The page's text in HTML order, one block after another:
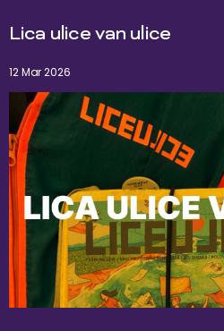
Lica ulice van ulice
12 Mar 2026